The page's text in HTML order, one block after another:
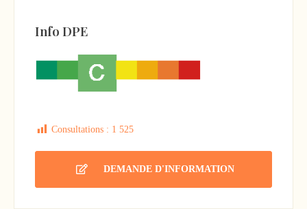
Info DPE
Consultations : 1 525
DEMANDE D'INFORMATION